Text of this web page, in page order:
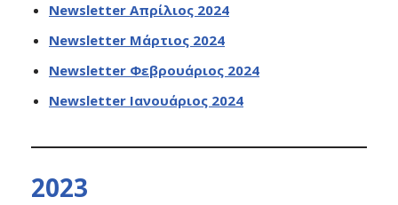
Newsletter Απρίλιος 2024
Newsletter Μάρτιος 2024
Newsletter Φεβρουάριος 2024
Newsletter Ιανουάριος 2024
2023